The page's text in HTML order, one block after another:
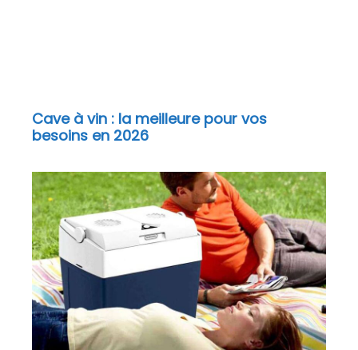
Cave à vin : la meilleure pour vos
besoins en 2026